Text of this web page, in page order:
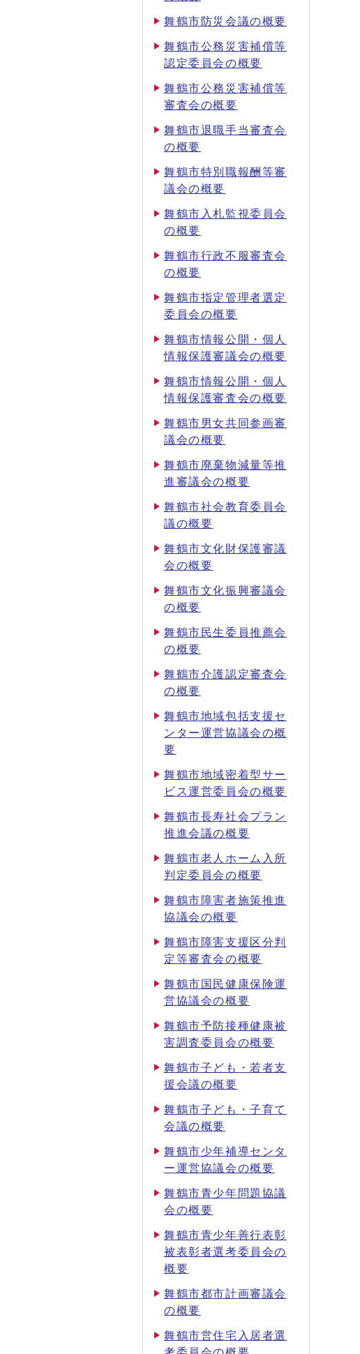
舞鶴市防災会議の概要
舞鶴市公務災害補償等
認定委員会の概要
舞鶴市公務災害補償等
審査会の概要
舞鶴市退職手当審査会
の概要
舞鶴市特別職報酬等審
議会の概要
舞鶴市入札監視委員会
の概要
舞鶴市行政不服審査会
の概要
舞鶴市指定管理者選定
委員会の概要
舞鶴市情報公開・個人
情報保護審議会の概要
舞鶴市情報公開・個人
情報保護審査会の概要
舞鶴市男女共同参画審
議会の概要
舞鶴市廃棄物減量等推
進審議会の概要
舞鶴市社会教育委員会
議の概要
舞鶴市文化財保護審議
会の概要
舞鶴市文化振興審議会
の概要
舞鶴市民生委員推薦会
の概要
舞鶴市介護認定審査会
の概要
舞鶴市地域包括支援セ
ンター運営協議会の概
要
舞鶴市地域密着型サー
ビス運営委員会の概要
舞鶴市長寿社会プラン
推進会議の概要
舞鶴市老人ホーム入所
判定委員会の概要
舞鶴市障害者施策推進
協議会の概要
舞鶴市障害支援区分判
定等審査会の概要
舞鶴市国民健康保険運
営協議会の概要
舞鶴市予防接種健康被
害調査委員会の概要
舞鶴市子ども・若者支
援会議の概要
舞鶴市子ども・子育て
会議の概要
舞鶴市少年補導センタ
ー運営協議会の概要
舞鶴市青少年問題協議
会の概要
舞鶴市青少年善行表彰
被表彰者選考委員会の
概要
舞鶴市都市計画審議会
の概要
舞鶴市営住宅入居者選